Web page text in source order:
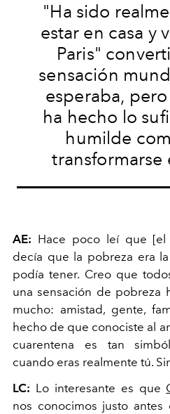
"Ha sido
estar en casa y
Paris"
sensación
esperaba,
ha hecho lo
humilde
transformarse
AE: Hace poco leí que [el
decía que la pobreza era
podía tener. Creo que
una sensación de pobreza
mucho: amistad, gente,
hecho de que conociste al
cuarentena es tan
cuando eras realmente tú.
LC: Lo interesante es que
nos conocimos justo antes